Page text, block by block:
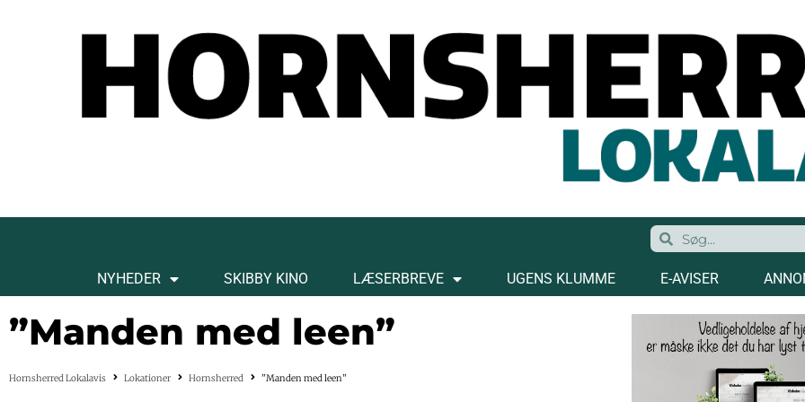
NYHEDER SKIBBY KINO LÆSERBREVE UGENS KLUMME E-AVISER
”Manden med leen”
Hornsherred Lokalavis Lokationer Hornsherred ”Manden med leen”